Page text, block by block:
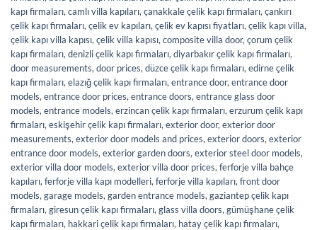
kapı firmaları, camlı villa kapıları, çanakkale çelik kapı firmaları, çankırı
çelik kapı firmaları, çelik ev kapıları, çelik ev kapısı fiyatları, çelik kapı villa,
çelik kapı villa kapısı, çelik villa kapısı, composite villa door, çorum çelik
kapı firmaları, denizli çelik kapı firmaları, diyarbakır çelik kapı firmaları,
door measurements, door prices, düzce çelik kapı firmaları, edirne çelik
kapı firmaları, elazığ çelik kapı firmaları, entrance door, entrance door
models, entrance door prices, entrance doors, entrance glass door
models, entrance models, erzincan çelik kapı firmaları, erzurum çelik kapı
firmaları, eskişehir çelik kapı firmaları, exterior door, exterior door
measurements, exterior door models and prices, exterior doors, exterior
entrance door models, exterior garden doors, exterior steel door models,
exterior villa door models, exterior villa door prices, ferforje villa bahçe
kapıları, ferforje villa kapı modelleri, ferforje villa kapıları, front door
models, garage models, garden entrance models, gaziantep çelik kapı
firmaları, giresun çelik kapı firmaları, glass villa doors, gümüşhane çelik
kapı firmaları, hakkari çelik kapı firmaları, hatay çelik kapı firmaları,